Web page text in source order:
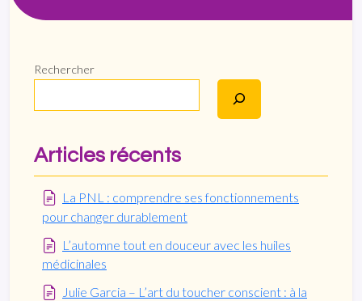
Rechercher
Articles récents
La PNL : comprendre ses fonctionnements
pour changer durablement
L’automne tout en douceur avec les huiles
médicinales
Julie Garcia – L’art du toucher conscient : à la